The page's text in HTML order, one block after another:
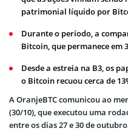
patrimonial líquido por
Durante o período, a
Bitcoin, que permanece em
Desde a estreia na B3, os
o Bitcoin recuou cerca de
A OranjeBTC comunicou ao
(30/10), que executou uma
entre os dias 27 e 30 de